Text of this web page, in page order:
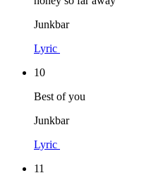
Junkbar
Lyric
10
Best of you
Junkbar
Lyric
11